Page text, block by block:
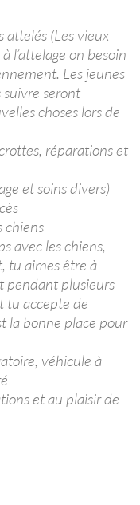
attelés (Les vieux
l’attelage on besoin
Les jeunes
seront
choses lors de
réparations et
et soins divers)
chiens
avec les chiens,
tu aimes être à
pendant plusieurs
tu accepte de
la bonne place pour
véhicule à
et au plaisir de